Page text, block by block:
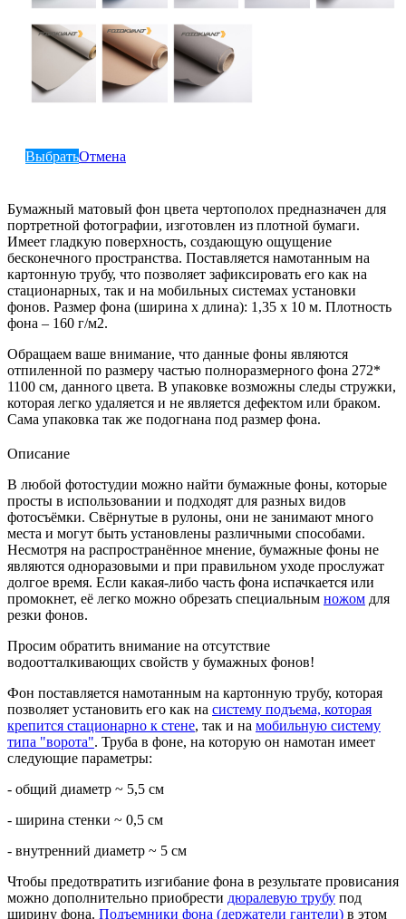
ВыбратьОтмена
Бумажный матовый фон цвета чертополох предназначен для
портретной фотографии, изготовлен из плотной бумаги.
Имеет гладкую поверхность, создающую ощущение
бесконечного пространства. Поставляется намотанным на
картонную трубу, что позволяет зафиксировать его как на
стационарных, так и на мобильных системах установки
фонов. Размер фона (ширина х длина): 1,35 х 10 м. Плотность
фона – 160 г/м2.
Обращаем ваше внимание, что данные фоны являются
отпиленной по размеру частью полноразмерного фона 272*
1100 см, данного цвета. В упаковке возможны следы стружки,
которая легко удаляется и не является дефектом или браком.
Сама упаковка так же подогнана под размер фона.
Описание
В любой фотостудии можно найти бумажные фоны, которые
просты в использовании и подходят для разных видов
фотосъёмки. Свёрнутые в рулоны, они не занимают много
места и могут быть установлены различными способами.
Несмотря на распространённое мнение, бумажные фоны не
являются одноразовыми и при правильном уходе прослужат
долгое время. Если какая-либо часть фона испачкается или
промокнет, её легко можно обрезать специальным ножом для
резки фонов.
Просим обратить внимание на отсутствие
водоотталкивающих свойств у бумажных фонов!
Фон поставляется намотанным на картонную трубу, которая
позволяет установить его как на систему подъема, которая
крепится стационарно к стене, так и на мобильную систему
типа "ворота". Труба в фоне, на которую он намотан имеет
следующие параметры:
- общий диаметр ~ 5,5 см
- ширина стенки ~ 0,5 см
- внутренний диаметр ~ 5 см
Чтобы предотвратить изгибание фона в результате провисания
можно дополнительно приобрести дюралевую трубу под
ширину фона. Подъемники фона (держатели гантели) в этом